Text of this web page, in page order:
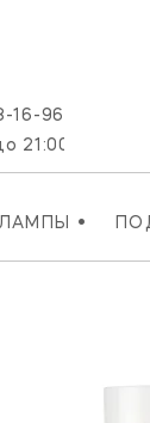
•
16-96
21:00